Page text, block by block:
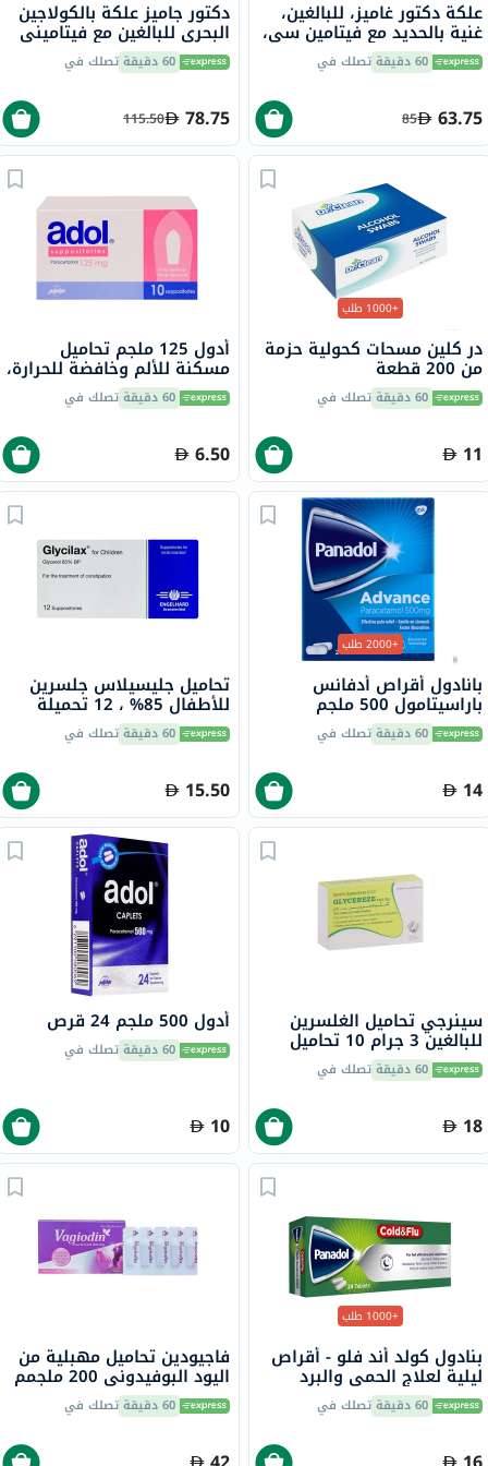
علكة دكتور غاميز، للبالغين،
غنية بالحديد مع فيتامين سي،
60 قطعة 60 دقيقة تصلك في
63.75
85
دكتور جاميز علكة بالكولاجين
البحري للبالغين مع فيتاميني
ج وهـ، حزمة من 60
60 دقيقة تصلك في
78.75
115.50
+1000 طلب
در كلين مسحات كحولية حزمة
من 200 قطعة
60 دقيقة تصلك في
11
أدول 125 ملجم تحاميل
مسكنة للألم وخافضة للحرارة،
10 قطع 60 دقيقة تصلك في
6.50
+2000 طلب
بانادول أقراص أدفانس
باراسيتامول 500 ملجم
قرص 60 دقيقة تصلك في
14
تحاميل جليسيلاس جلسرين
للأطفال 85% ، 12 تحميلة
60 دقيقة تصلك في
15.50
سينرجي تحاميل الغلسرين
للبالغين 3 جرام 10 تحاميل
60 دقيقة تصلك في
18
أدول 500 ملجم 24 قرص
60 دقيقة تصلك في
10
+1000 طلب
بنادول كولد أند فلو - أقراص
ليلية لعلاج الحمى والبرد
والإنفلونزا، 24 قرص
60 دقيقة تصلك في
فاجيودين تحاميل مهبلية من
اليود البوفيدوني 200 ملجمم
10 تحاميل 60 دقيقة تصلك في